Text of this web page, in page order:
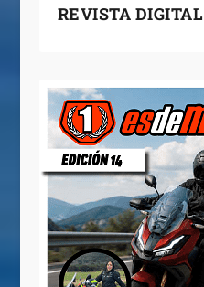
REVISTA DIGITAL